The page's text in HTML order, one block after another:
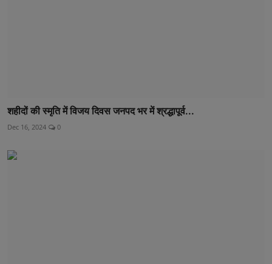
शहीदों की स्मृति में विजय दिवस जनपद भर में श्रद्धापूर्व...
Dec 16, 2024 0